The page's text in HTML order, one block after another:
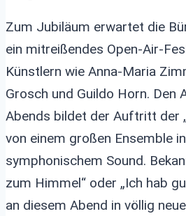
Zum Jubiläum erwartet die
ein mitreißendes Open-Air-
Künstlern wie Anna-Maria
Grosch und Guildo Horn. Den
Abends bildet der Auftritt der
von einem großen Ensemble
symphonischem Sound.
zum Himmel“ oder „Ich hab
an diesem Abend in völlig